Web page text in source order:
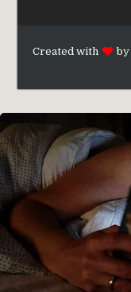
Created with by